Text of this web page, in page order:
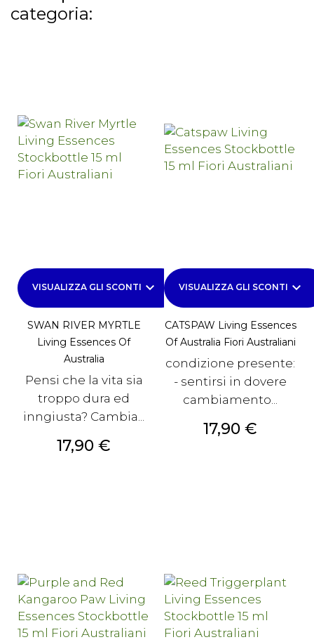
categoria:
VISUALIZZA GLI SCONTI keyboard_arrow_down
SWAN RIVER MYRTLE
Living Essences Of
Australia
Pensi che la vita sia
troppo dura ed
inngiusta? Cambia...
Prezzo
17,90 €
VISUALIZZA GLI SCONTI keyboard_arrow_down
CATSPAW Living Essences
Of Australia Fiori Australiani
condizione presente:
- sentirsi in dovere
cambiamento...
Prezzo
17,90 €